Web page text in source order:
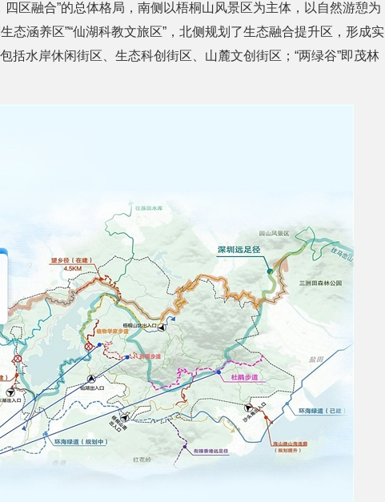
区融合”的总体格局，南侧以梧桐山风景区为主体，以自然游憩为
态涵养区”“仙湖科教文旅区”，北侧规划了生态融合提升区，形成实
括水岸休闲街区、生态科创街区、山麓文创街区；“两绿谷”即茂林